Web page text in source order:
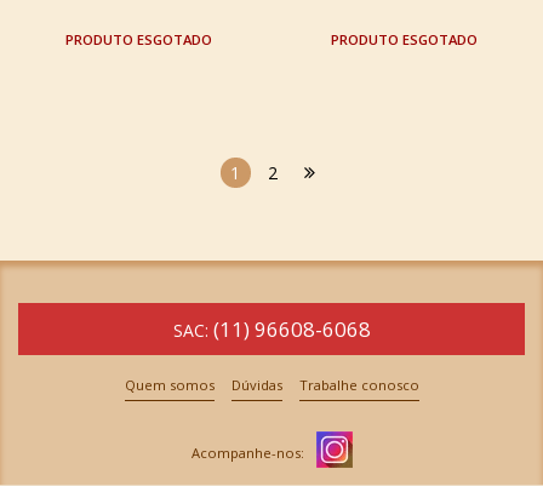
ESGOTADO ESGOTADO
1 2
SAC: (11) 96608-6068
Quem somos Dúvidas Trabalhe conosco